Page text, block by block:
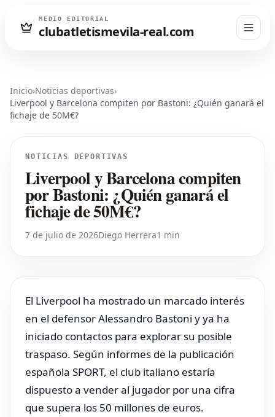
MEDIO EDITORIAL
clubatletismevila-real.com
Inicio›Noticias deportivas›
Liverpool y Barcelona compiten por Bastoni: ¿Quién ganará el
fichaje de 50M€?
NOTICIAS DEPORTIVAS
Liverpool y Barcelona compiten
por Bastoni: ¿Quién ganará el
fichaje de 50M€?
7 de julio de 2026Diego Herrera1 min
El Liverpool ha mostrado un marcado interés
en el defensor Alessandro Bastoni y ya ha
iniciado contactos para explorar su posible
traspaso. Según informes de la publicación
española SPORT, el club italiano estaría
dispuesto a vender al jugador por una cifra
que supera los 50 millones de euros.